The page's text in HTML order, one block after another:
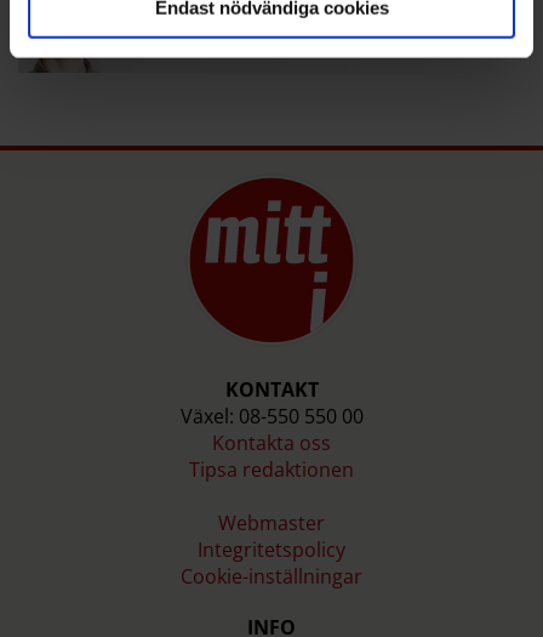
Endast nödvändiga cookies
emil.salmaso@mitti.se
KONTAKT
Växel: 08-550 550 00
Kontakta oss
Tipsa redaktionen
Webmaster
Integritetspolicy
Cookie-inställningar
INFO